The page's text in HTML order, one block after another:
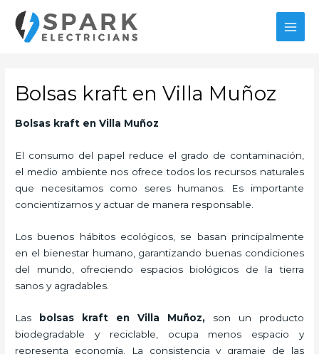
contenido
Bolsas kraft en Villa Muñoz
Bolsas kraft en Villa Muñoz
El consumo del papel reduce el grado de contaminación,
el medio ambiente nos ofrece todos los recursos naturales
que necesitamos como seres humanos. Es importante
concientizarnos y actuar de manera responsable.
Los buenos hábitos ecológicos, se basan principalmente
en el bienestar humano, garantizando buenas condiciones
del mundo, ofreciendo espacios biológicos de la tierra
sanos y agradables.
Las bolsas kraft en Villa Muñoz, son un producto
biodegradable y reciclable, ocupa menos espacio y
representa economía. La consistencia y gramaje de las